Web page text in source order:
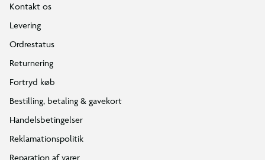
Kontakt os
Levering
Ordrestatus
Returnering
Fortryd køb
Bestilling, betaling & gavekort
Handelsbetingelser
Reklamationspolitik
Reparation af varer